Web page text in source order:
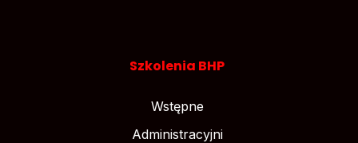
Szkolenia BHP
Wstępne
Administracyjni